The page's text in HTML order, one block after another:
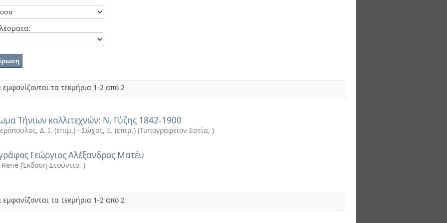
τα τεκμήρια 1-2 από 2
Τήνιων καλλιτεχνών: Ν. Γύζης 1842-1900
Δ. Ι. (επιμ.) - Σώχος, Ξ. (επιμ.) (Τυπογραφείον Εστία, )
Γεώργιος Αλέξανδρος Ματέυ
(Έκδοση Στούντιο, )
τα τεκμήρια 1-2 από 2